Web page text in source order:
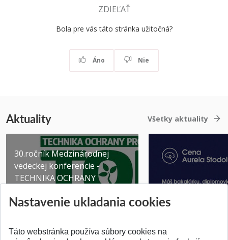
ZDIEĽAŤ
Bola pre vás táto stránka užitočná?
Áno Nie
Aktuality Všetky aktuality
30.ročník Medzinárodnej
vedeckej konferencie -
TECHNIKA OCHRANY
Pridané 03.08.2026 Pridané 07.07.2026
Nastavenie ukladania cookies
Táto webstránka používa súbory cookies na